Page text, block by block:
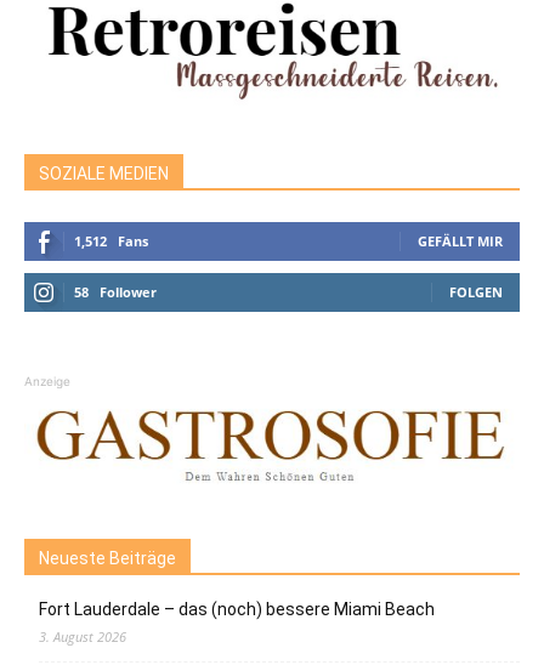
SOZIALE MEDIEN
1,512 Fans GEFÄLLT MIR
58 Follower FOLGEN
Anzeige
Neueste Beiträge
Fort Lauderdale – das (noch) bessere Miami Beach
3. August 2026